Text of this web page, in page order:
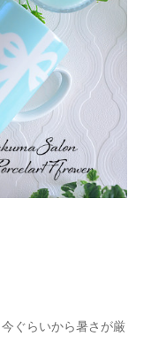
ぐらいから暑さが厳